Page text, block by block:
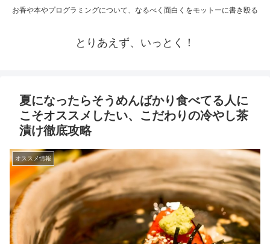
お香や本やプログラミングについて、なるべく面白くをモットーに書き殴る
とりあえず、いっとく！
夏になったらそうめんばかり食べてる人に
こそオススメしたい、こだわりの冷やし茶
漬け徹底攻略
オススメ情報